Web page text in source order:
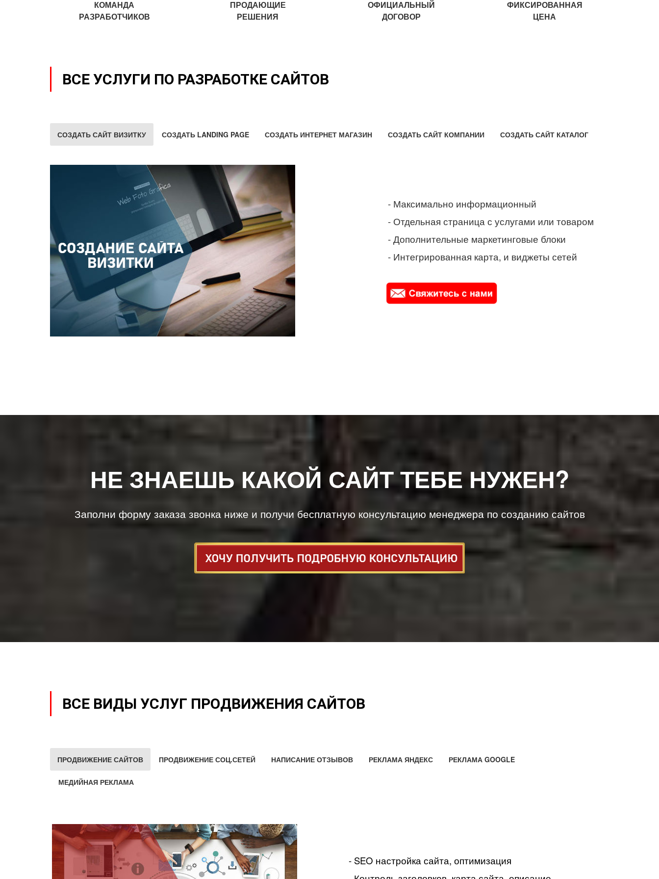
КОМАНДА
РАЗРАБОТЧИКОВ
ПРОДАЮЩИЕ
РЕШЕНИЯ
ОФИЦИАЛЬНЫЙ
ДОГОВОР
ФИКСИРОВАННАЯ
ЦЕНА
ВСЕ УСЛУГИ ПО РАЗРАБОТКЕ САЙТОВ
СОЗДАТЬ САЙТ ВИЗИТКУ СОЗДАТЬ LANDING PAGE СОЗДАТЬ ИНТЕРНЕТ МАГАЗИН СОЗДАТЬ САЙТ КОМПАНИИ СОЗДАТЬ САЙТ КАТАЛОГ
- Максимально информационный
- Отдельная страница с услугами или товаром
- Дополнительные маркетинговые блоки
- Интегрированная карта, и виджеты сетей
НЕ ЗНАЕШЬ КАКОЙ САЙТ ТЕБЕ НУЖЕН?
Заполни форму заказа звонка ниже и получи бесплатную консультацию менеджера по созданию сайтов
ВСЕ ВИДЫ УСЛУГ ПРОДВИЖЕНИЯ САЙТОВ
ПРОДВИЖЕНИЕ САЙТОВ ПРОДВИЖЕНИЕ СОЦ.СЕТЕЙ НАПИСАНИЕ ОТЗЫВОВ РЕКЛАМА ЯНДЕКС РЕКЛАМА GOOGLE
МЕДИЙНАЯ РЕКЛАМА
- SEO настройка сайта, оптимизация